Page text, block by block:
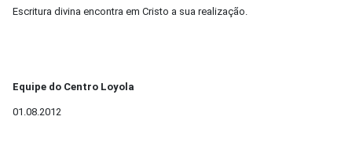
Escritura divina encontra em Cristo a sua realização.
Equipe do Centro Loyola
01.08.2012